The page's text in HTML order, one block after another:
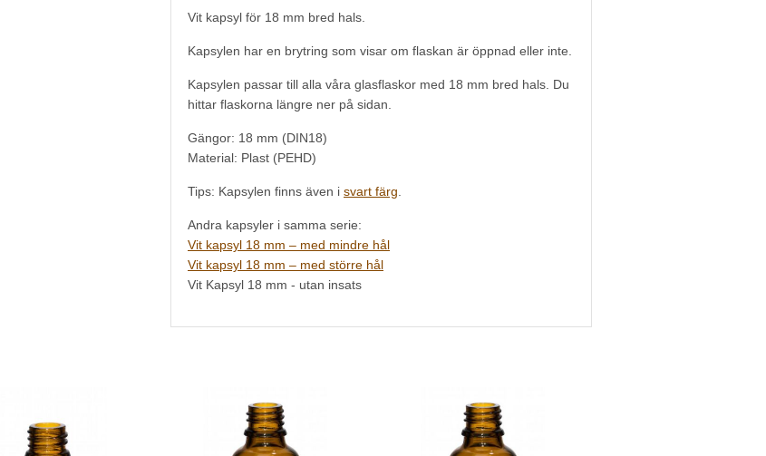
Vit kapsyl för 18 mm bred hals.
Kapsylen har en brytring som visar om flaskan är öppnad eller inte.
Kapsylen passar till alla våra glasflaskor med 18 mm bred hals. Du
hittar flaskorna längre ner på sidan.
Gängor: 18 mm (DIN18)
Material: Plast (PEHD)
Tips: Kapsylen finns även i svart färg
Andra kapsyler i samma serie:
Vit kapsyl 18 mm – med mindre hål
Vit kapsyl 18 mm – med större hål
Vit Kapsyl 18 mm - utan insats